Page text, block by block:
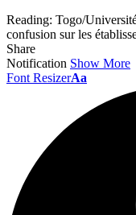
Reading: Togo/
confusion sur les
Share
Notification Show More
Font ResizerAa